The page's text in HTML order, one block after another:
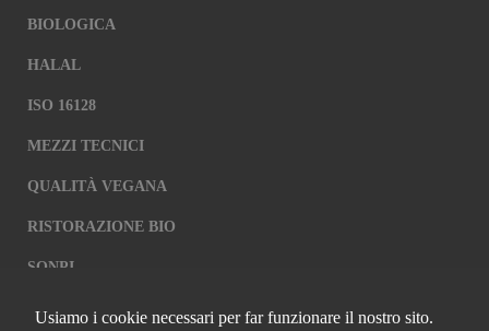
BIOLOGICA
HALAL
ISO 16128
MEZZI TECNICI
QUALITÀ VEGANA
RISTORAZIONE BIO
SQNPI
Usiamo i cookie necessari per far funzionare il nostro sito.